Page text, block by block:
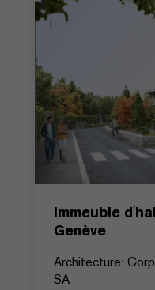
Immeuble
Genève
Architecture:
SA